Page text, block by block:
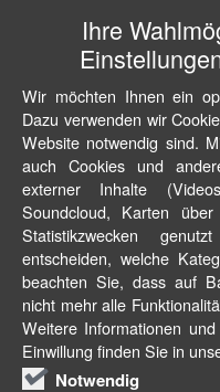
Ihre
Wir möchten Ihnen ein
Dazu verwenden wir
Website notwendig sind.
auch Cookies und
externer Inhalte
Soundcloud, Karten
Statistikzwecken
entscheiden, welche
beachten Sie, dass auf
nicht mehr alle
Weitere Informationen
Einwillung finden Sie in
Notwendig